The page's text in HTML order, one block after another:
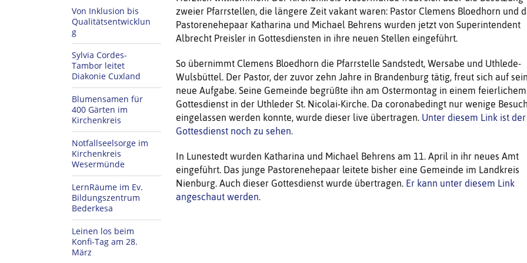
Von Inklusion bis
Qualitätsentwicklun
g
Sylvia Cordes-
Tambor leitet
Diakonie Cuxland
Blumensamen für
400 Gärten im
Kirchenkreis
Notfallseelsorge im
Kirchenkreis
Wesermünde
LernRäume im Ev.
Bildungszentrum
Bederkesa
Leinen los beim
Konfi-Tag am 28.
März
zweier Pfarrstellen, die längere Zeit vakant waren: Pastor Clemens Bloedhorn und
Pastorenehepaar Katharina und Michael Behrens wurden jetzt von Superintendent
Albrecht Preisler in Gottesdiensten in ihre neuen Stellen eingeführt.
So übernimmt Clemens Bloedhorn die Pfarrstelle Sandstedt, Wersabe und Uthlede-
Wulsbüttel. Der Pastor, der zuvor zehn Jahre in Brandenburg tätig, freut sich auf
neue Aufgabe. Seine Gemeinde begrüßte ihn am Ostermontag in einem feierlichem
Gottesdienst in der Uthleder St. Nicolai-Kirche. Da coronabedingt nur wenige
eingelassen werden konnte, wurde dieser live übertragen. Unter diesem Link ist der
Gottesdienst noch zu sehen.
In Lunestedt wurden Katharina und Michael Behrens am 11. April in ihr neues Amt
eingeführt. Das junge Pastorenehepaar leitete bisher eine Gemeinde im Landkreis
Nienburg. Auch dieser Gottesdienst wurde übertragen. Er kann unter diesem Link
angeschaut werden.